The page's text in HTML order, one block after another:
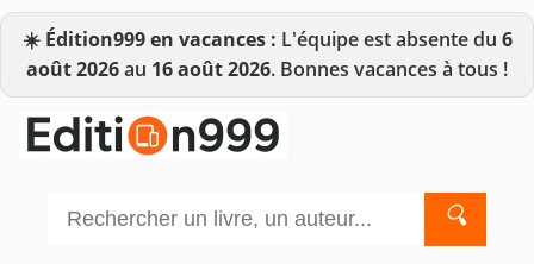
☀️ Édition999 en vacances : L'équipe est absente du 6
août 2026au 16 août 2026. Bonnes vacances à tous !
🔍